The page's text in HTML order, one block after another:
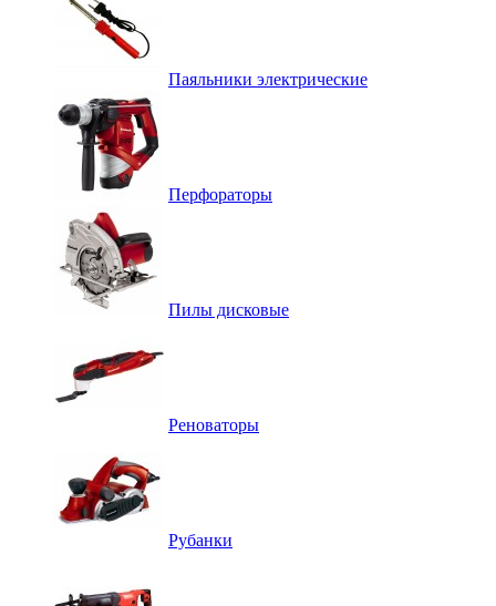
Паяльники электрические
Перфораторы
Пилы дисковые
Реноваторы
Рубанки